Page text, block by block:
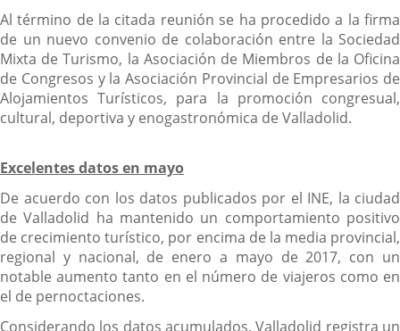
Al término de la citada reunión se ha procedido a la firma
de un nuevo convenio de colaboración entre la Sociedad
Mixta de Turismo, la Asociación de Miembros de la Oficina
de Congresos y la Asociación Provincial de Empresarios de
Alojamientos Turísticos, para la promoción congresual,
cultural, deportiva y enogastronómica de Valladolid.
Excelentes datos en mayo
De acuerdo con los datos publicados por el INE, la ciudad
de Valladolid ha mantenido un comportamiento positivo
de crecimiento turístico, por encima de la media provincial,
regional y nacional, de enero a mayo de 2017, con un
notable aumento tanto en el número de viajeros como en
el de pernoctaciones.
Considerando los datos acumulados, Valladolid registra un